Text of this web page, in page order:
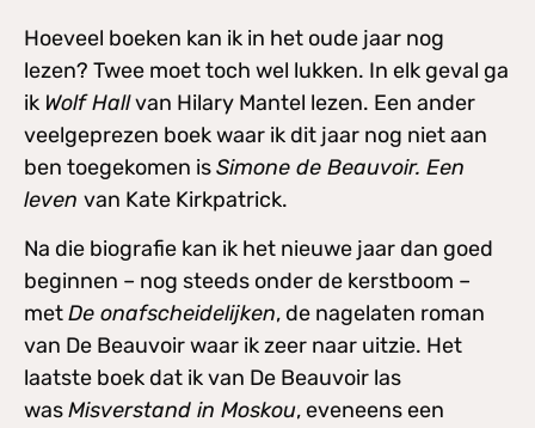
Hoeveel boeken kan ik in het oude jaar nog
lezen? Twee moet toch wel lukken. In elk geval ga
ik Wolf Hallvan Hilary Mantel lezen. Een ander
veelgeprezen boek waar ik dit jaar nog niet aan
ben toegekomen isSimone de Beauvoir. Een
leven van Kate Kirkpatrick.
Na die biografie kan ik het nieuwe jaar dan goed
beginnen – nog steeds onder de kerstboom –
metDe onafscheidelijken, de nagelaten roman
van De Beauvoir waar ik zeer naar uitzie. Het
laatste boek dat ik van De Beauvoir las
wasMisverstand in Moskou, eveneens een